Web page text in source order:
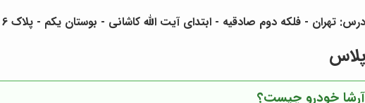
تهران - فلکه دوم صادقیه - ابتدای آیت الله کاشانی - بوستان یکم - پلاک 6 - آرشا خودرو
آرشا خودرو چیست؟